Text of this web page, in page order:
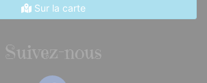
Sur la carte
Suivez-nous